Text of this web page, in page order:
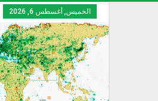
الخميس, أغسطس 6, 2026